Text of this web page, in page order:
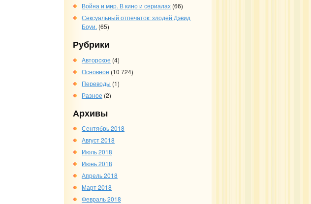
Война и мир. В кино и сериалах (66)
Сексуальный отпечаток: злодей Дэвид
Боуи. (65)
Рубрики
Авторское (4)
Основное (10 724)
Переводы (1)
Разное (2)
Архивы
Сентябрь 2018
Август 2018
Июль 2018
Июнь 2018
Апрель 2018
Март 2018
Февраль 2018